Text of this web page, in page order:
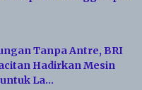
Tanpa Antre, BRI
Hadirkan Mesin
La…